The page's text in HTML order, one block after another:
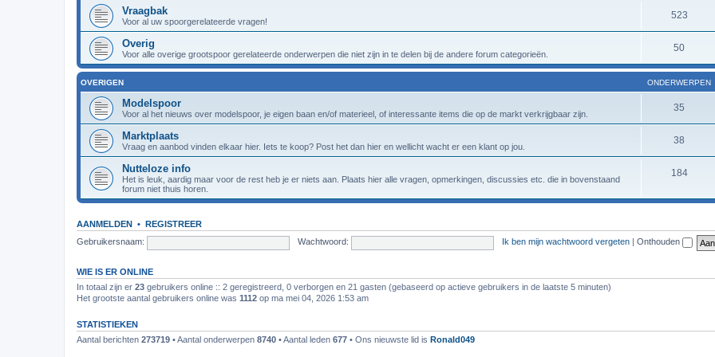
Vraagbak
Voor al uw spoorgerelateerde vragen!
523
Overig
Voor alle overige grootspoor gerelateerde onderwerpen die niet zijn in te delen bij de andere forum categorieën.
50
OVERIGEN ONDERWERPEN
Modelspoor
Voor al het nieuws over modelspoor, je eigen baan en/of materieel, of interessante items die op de markt verkrijgbaar zijn.
35
Marktplaats
Vraag en aanbod vinden elkaar hier. Iets te koop? Post het dan hier en wellicht wacht er een klant op jou.
38
Nutteloze info
Het is leuk, aardig maar voor de rest heb je er niets aan. Plaats hier alle vragen, opmerkingen, discussies etc. die in bovenstaand
forum niet thuis horen.
184
AANMELDEN • REGISTREER
Gebruikersnaam:
Wachtwoord: Ik ben mijn wachtwoord vergeten Onthouden
WIE IS ER ONLINE
In totaal zijn er 23 gebruikers online :: 2 geregistreerd, 0 verborgen en 21 gasten (gebaseerd op actieve gebruikers in de laatste 5 minuten)
Het grootste aantal gebruikers online was 1112 op ma mei 04, 2026 1:53 am
STATISTIEKEN
Aantal berichten 273719 • Aantal onderwerpen 8740 • Aantal leden 677 • Ons nieuwste lid is Ronald049